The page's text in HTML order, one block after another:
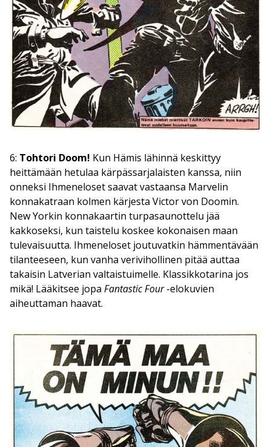
6: Tohtori Doom! Kun Hämis lähinnä keskittyy
heittämään hetulaa kärpässarjalaisten kanssa, niin
onneksi Ihmeneloset saavat vastaansa Marvelin
konnakatraan kolmen kärjesta Victor von Doomin.
New Yorkin konnakaartin turpasaunottelu jää
kakkoseksi, kun taistelu koskee kokonaisen maan
tulevaisuutta. Ihmeneloset joutuvatkin hämmentävään
tilanteeseen, kun vanha verivihollinen pitää auttaa
takaisin Latverian valtaistuimelle. Klassikkotarina jos
mikä! Lääkitsee jopa Fantastic Four-elokuvien
aiheuttaman haavat.